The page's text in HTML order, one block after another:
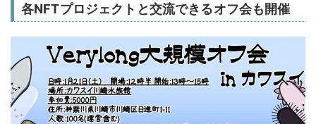
各NFTプロジェクトと交流できるオフ会も開催